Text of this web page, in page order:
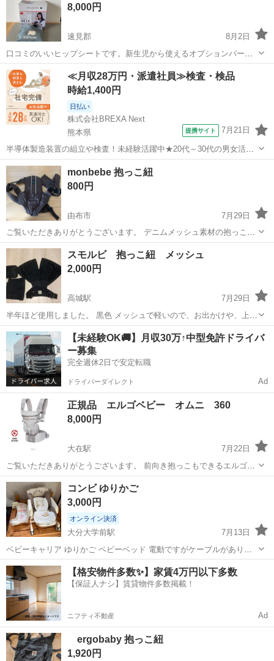
8,000円
速見郡
8月2日
口コミのいいヒップシートです。新生児から使えるオプションパーツ
付き。 全部揃えると4万ぐらいするセットです。ホームクリーニング
後のお渡しです。 商品概要⇨https://www.babyandme.co.jp/pages/...
大分 速見郡 ベビー用品 新生児
≪月収28万円・派遣社員≫検査・検品
時給1,400円
日払い
株式会社BREXA Next
熊本県
提携サイト 7月21日
半導体製造装置の組立や検査！未経験活躍中★20代～30代の男女活躍
中★ワンルーム寮完備！赴任旅費会社負担！マイカー通勤OK！無料駐
車場あり！正社員登用あり！《熊本県菊池郡大津町》 人気の工場のお
仕事 ◇半導体製造装置の組立...
熊本 その他
monbebe 抱っこ紐
800円
由布市
7月29日
ご覧いただきありがとうございます。 デニムメッシュ素材の抱っこ
紐、ストライプ柄の内側デザイン。 ✳︎ブランド: mon bebe ✳︎デザイン:
ストライプ柄 ✳︎素材: メッシュ素材あり ✳︎カラー: モカ ✳︎生後...
大分 由布市 ベビー用品 bebe
スモルビ 抱っこ紐 メッシュ
2,000円
高城駅
7月29日
半年ほど使用しました。 黒色 メッシュで軽いので、お出かけや、上か
らアウターも着れて便利です。 ヘッドサポートがあるので小さな赤ち
ゃんにも安心です。 中古品ご理解いただける方
大分 大分市 高城駅 ベビー用品 スモルビ
【未経験OK🚚】月収30万↑中型免許ドライバ
ー募集
完全週休2日で安定転職
ドライバーダイレクト Ad
正規品 エルゴベビー オムニ 360
8,000円
大在駅
7月22日
ご覧いただきありがとうございます。 前向き抱っこもできるエルゴベ
ビーのオムニ360 メッシュタイプのグレーです。 検印ありの正規品で
す。 メッシュタイプなので、これからの季節も使いやすいです。 全体
的な色あせ、シミ 毛玉...
大分 大分市 大在駅
コンビ ゆりかご
3,000円
オンライン決済
大分大学前駅
7月13日
ベビーキャリア ゆりかご ベビーベッド 電動ですがケーブルがありま
せん
大分 大分市 大分大学前駅 ベビー用品 ゆりかご
【格安物件多数✨】家賃4万円以下多数
【保証人ナシ】賃貸物件多数掲載！
ニフティ不動産 Ad
ergobaby 抱っこ紐
1,920円